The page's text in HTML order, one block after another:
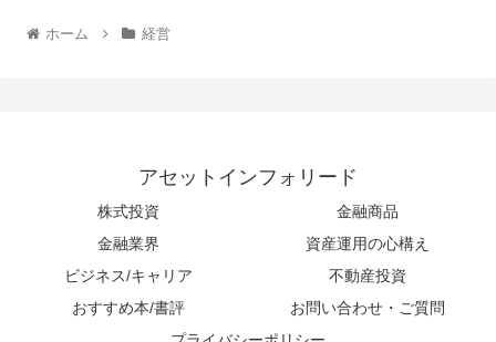
ホーム 経営
アセットインフォリード
株式投資
金融商品
金融業界
資産運用の心構え
ビジネス/キャリア
不動産投資
おすすめ本/書評
お問い合わせ・ご質問